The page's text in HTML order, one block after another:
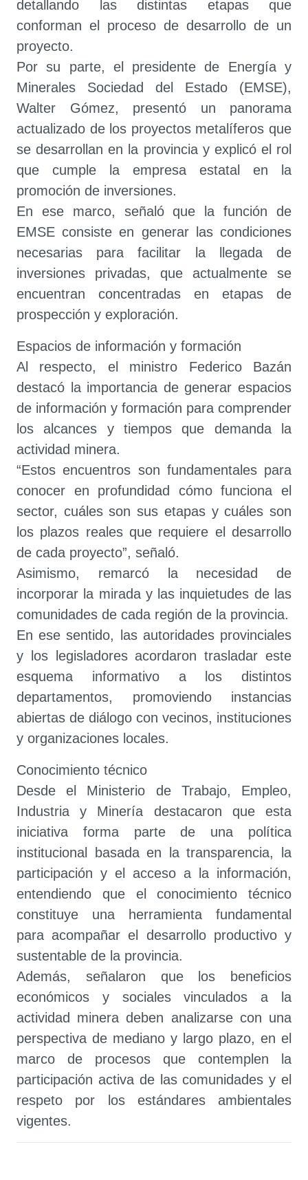
detallando las distintas etapas que
conforman el proceso de desarrollo de un
proyecto.
Por su parte, el presidente de Energía y
Minerales Sociedad del Estado (EMSE),
Walter Gómez, presentó un panorama
actualizado de los proyectos metalíferos que
se desarrollan en la provincia y explicó el rol
que cumple la empresa estatal en la
promoción de inversiones.
En ese marco, señaló que la función de
EMSE consiste en generar las condiciones
necesarias para facilitar la llegada de
inversiones privadas, que actualmente se
encuentran concentradas en etapas de
prospección y exploración.
Espacios de información y formación
Al respecto, el ministro Federico Bazán
destacó la importancia de generar espacios
de información y formación para comprender
los alcances y tiempos que demanda la
actividad minera.
“Estos encuentros son fundamentales para
conocer en profundidad cómo funciona el
sector, cuáles son sus etapas y cuáles son
los plazos reales que requiere el desarrollo
de cada proyecto”, señaló.
Asimismo, remarcó la necesidad de
incorporar la mirada y las inquietudes de las
comunidades de cada región de la provincia.
En ese sentido, las autoridades provinciales
y los legisladores acordaron trasladar este
esquema informativo a los distintos
departamentos, promoviendo instancias
abiertas de diálogo con vecinos, instituciones
y organizaciones locales.
Conocimiento técnico
Desde el Ministerio de Trabajo, Empleo,
Industria y Minería destacaron que esta
iniciativa forma parte de una política
institucional basada en la transparencia, la
participación y el acceso a la información,
entendiendo que el conocimiento técnico
constituye una herramienta fundamental
para acompañar el desarrollo productivo y
sustentable de la provincia.
Además, señalaron que los beneficios
económicos y sociales vinculados a la
actividad minera deben analizarse con una
perspectiva de mediano y largo plazo, en el
marco de procesos que contemplen la
participación activa de las comunidades y el
respeto por los estándares ambientales
vigentes.